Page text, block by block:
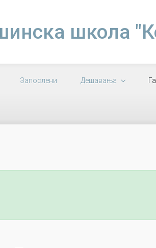
школа
Запослени Дешавања